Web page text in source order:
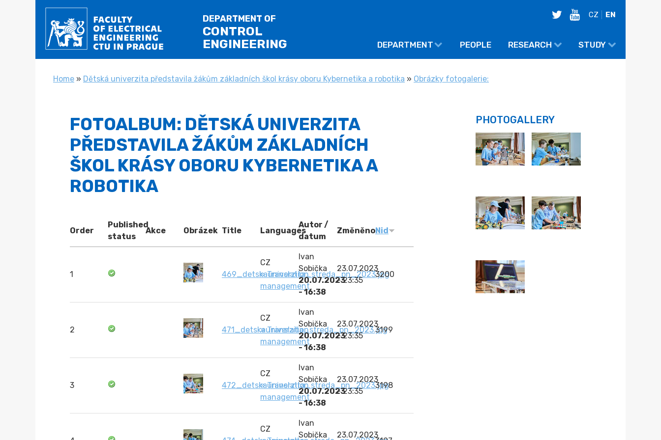
DEPARTMENT OF
CONTROL
ENGINEERING
DEPARTMENT PEOPLE RESEARCH STUDY
twitteryoutube
CZ EN
YOU ARE HERE
Home » Dětská univerzita představila žákům základních škol krásy oboru Kybernetika a robotika » Obrázky fotogalerie:
FOTOALBUM: DĚTSKÁ UNIVERZITA
PŘEDSTAVILA ŽÁKŮM ZÁKLADNÍCH
ŠKOL KRÁSY OBORU KYBERNETIKA A
ROBOTIKA
Order
Published
status
Akce Obrázek Title Languages
Autor /
datum
ZměněnoNid
1 469_detskauniverzita_streda_pn_2023.jpg
CZ
» Translation
management
Ivan
Sobička
20.07.2023
- 16:38
23.07.2023
- 23:35
3200
2 471_detskauniverzita_streda_pn_2023.jpg
CZ
» Translation
management
Ivan
Sobička
20.07.2023
- 16:38
23.07.2023
- 23:35
3199
3 472_detskauniverzita_streda_pn_2023.jpg
CZ
» Translation
management
Ivan
Sobička
20.07.2023
- 16:38
23.07.2023
- 23:35
3198
CZ
Ivan
Sobička
23.07.2023
PHOTOGALLERY